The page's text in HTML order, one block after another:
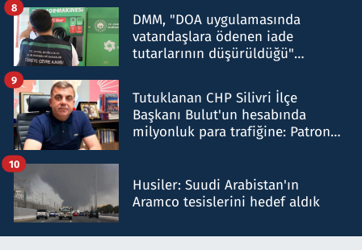
DMM, "DOA uygulamasında
vatandaşlara ödenen iade
tutarlarının düşürüldüğü"
8
Tutuklanan CHP Silivri İlçe
Başkanı Bulut'un hesabında
milyonluk para trafiğine: Patron
9
Husiler: Suudi Arabistan'ın
Aramco tesislerini hedef aldık
10